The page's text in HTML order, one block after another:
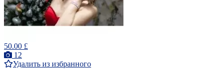
50.00 £
12
Удалить из избранного